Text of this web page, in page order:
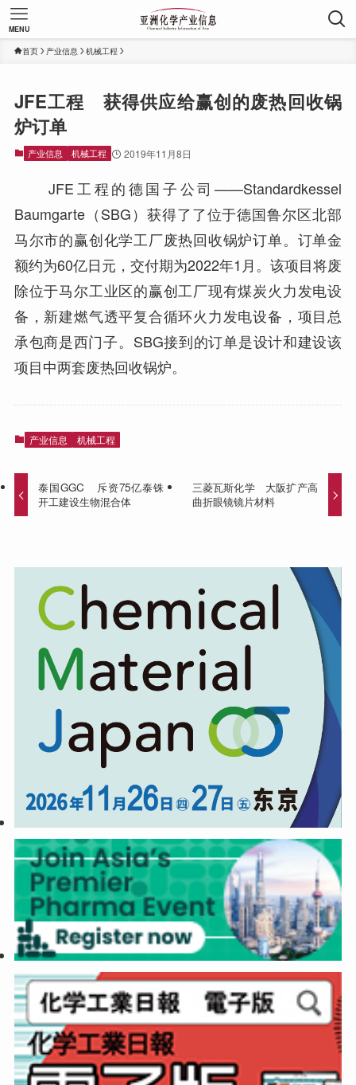
MENU
首页 产业信息 机械工程
JFE工程 获得供应给赢创的废热回收锅
炉订单
产业信息 机械工程 2019年11月8日
JFE工程的德国子公司——Standardkessel
Baumgarte（SBG）获得了了位于德国鲁尔区北部
马尔市的赢创化学工厂废热回收锅炉订单。订单金
额约为60亿日元，交付期为2022年1月。该项目将废
除位于马尔工业区的赢创工厂现有煤炭火力发电设
备，新建燃气透平复合循环火力发电设备，项目总
承包商是西门子。SBG接到的订单是设计和建设该
项目中两套废热回收锅炉。
产业信息 机械工程
泰国GGC 斥资75亿泰铢
开工建设生物混合体
三菱瓦斯化学 大阪扩产高
曲折眼镜镜片材料